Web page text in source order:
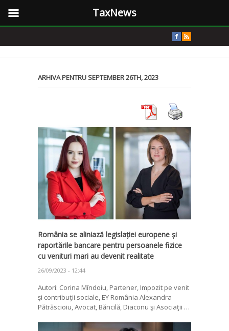
ARHIVA PENTRU SEPTEMBER 26TH, 2023
România se aliniază legislației europene și
raportările bancare pentru persoanele fizice
cu venituri mari au devenit realitate
26/09/2023 - 12:44
Autori: Corina Mîndoiu, Partener, Impozit pe venit
şi contribuţii sociale, EY România Alexandra
Pătrăscioiu, Avocat, Băncilă, Diaconu şi Asociaţii …
TaxNews